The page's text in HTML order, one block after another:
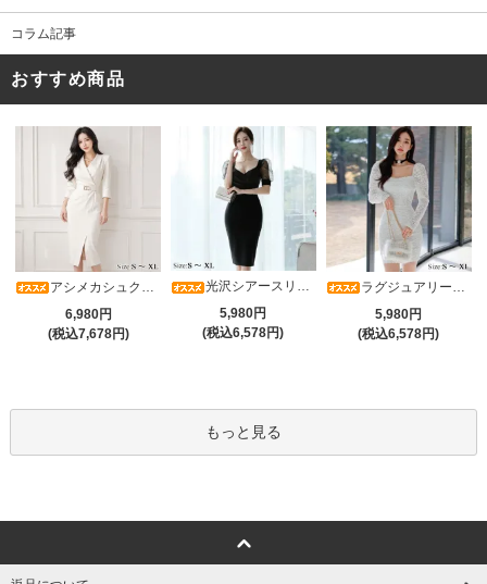
コラム記事
おすすめ商品
アシメカシュクール7分袖ワンピース(キャバドレス・CABARETDRESS)
6,980円
(税込7,678円)
光沢シアースリーブが軽やかなカシュクールVネックドレープミディドレス(キャバドレス・CABARETDRESS)
5,980円
(税込6,578円)
ラグジュアリーオーナメントレースパフスリーブワンピース(キャバドレス・CABARETDRESS)
5,980円
(税込6,578円)
もっと見る